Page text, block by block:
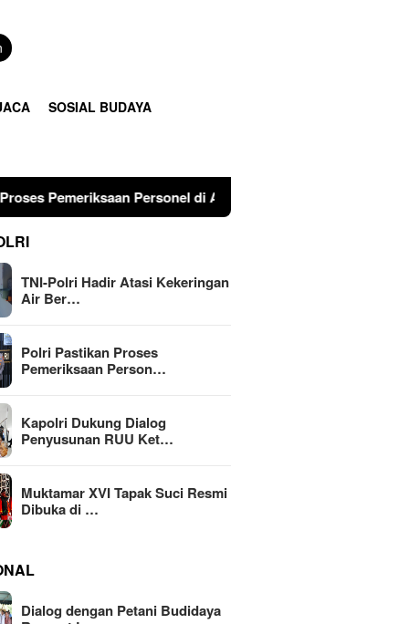
SOSIAL BUDAYA
Personel di Aceh Dilaksanakan Secara Profesional dan
TNI-Polri Hadir Atasi Kekeringan
Air Ber…
Polri Pastikan Proses
Pemeriksaan Person…
Kapolri Dukung Dialog
Penyusunan RUU Ket…
Muktamar XVI Tapak Suci Resmi
Dibuka di …
Dialog dengan Petani Budidaya